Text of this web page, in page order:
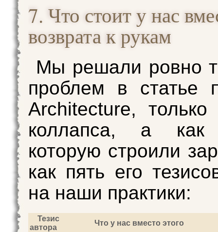
7. Что стоит у нас
возврата к рукам
Мы решали ровно
проблем в статье
Architecture,
коллапса, а как
которую строили
как пять его
на наши практики:
Тезис
автора
Что у нас вместо этого